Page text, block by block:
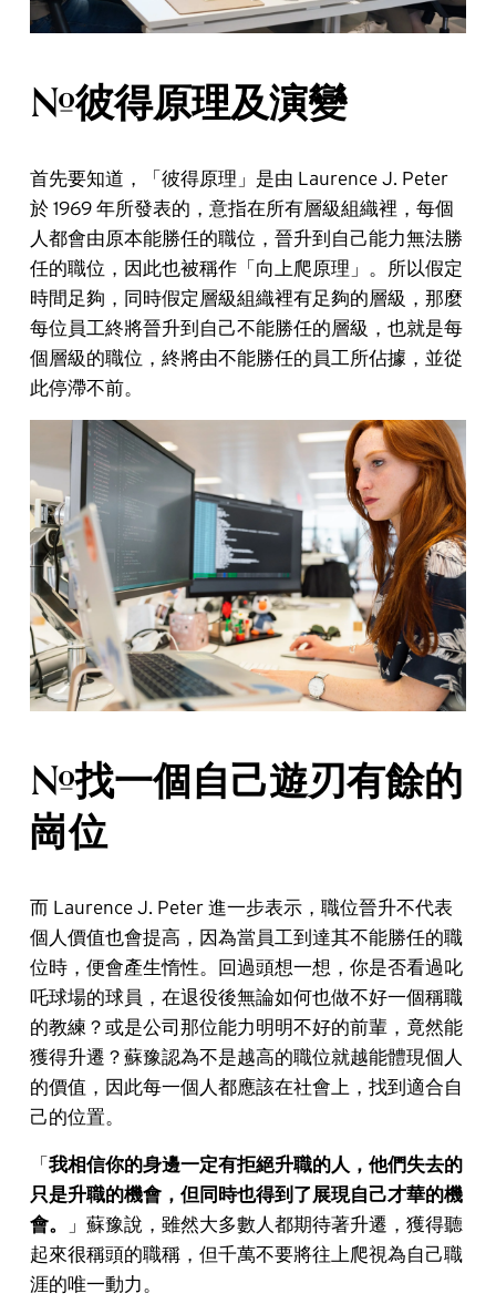
#彼得原理及演變
首先要知道，「彼得原理」是由 Laurence J. Peter
於 1969 年所發表的，意指在所有層級組織裡，每個
人都會由原本能勝任的職位，晉升到自己能力無法勝
任的職位，因此也被稱作「向上爬原理」。所以假定
時間足夠，同時假定層級組織裡有足夠的層級，那麼
每位員工終將晉升到自己不能勝任的層級，也就是每
個層級的職位，終將由不能勝任的員工所佔據，並從
此停滯不前。
#找一個自己遊刃有餘的
崗位
而 Laurence J. Peter 進一步表示，職位晉升不代表
個人價值也會提高，因為當員工到達其不能勝任的職
位時，便會產生惰性。回過頭想一想，你是否看過叱
吒球場的球員，在退役後無論如何也做不好一個稱職
的教練？或是公司那位能力明明不好的前輩，竟然能
獲得升遷？蘇豫認為不是越高的職位就越能體現個人
的價值，因此每一個人都應該在社會上，找到適合自
己的位置。
「我相信你的身邊一定有拒絕升職的人，他們失去的
只是升職的機會，但同時也得到了展現自己才華的機
會。
」蘇豫說，雖然大多數人都期待著升遷，獲得聽
起來很稱頭的職稱，但千萬不要將往上爬視為自己職
涯的唯一動力。